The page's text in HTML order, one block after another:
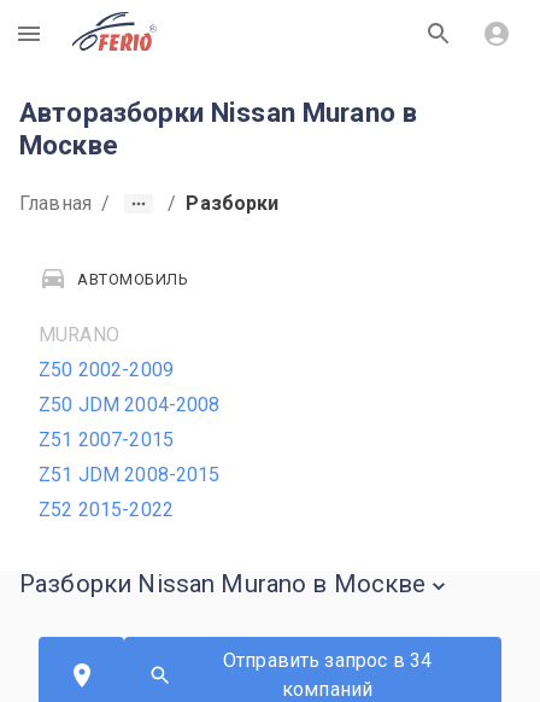
R
Авторазборки Nissan Murano в
Москве
Главная / / Разборки
АВТОМОБИЛЬ
MURANO
Z50 2002-2009
Z50 JDM 2004-2008
Z51 2007-2015
Z51 JDM 2008-2015
Z52 2015-2022
Разборки Nissan Murano в Москве
Отправить запрос в 34
компаний